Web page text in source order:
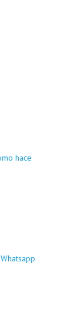
hace